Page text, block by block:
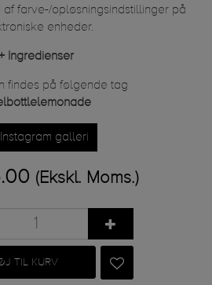
farve-/opløsningsindstillinger på
enheder.
Ingredienser
findes på følgende tag
Instagram galleri
(Ekskl. Moms.)
TIL KURV